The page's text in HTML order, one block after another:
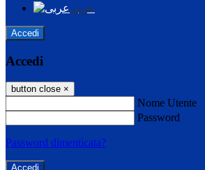
عربى
Accedi
Accedi
button close ×
Nome Utente
Password
Password dimenticata?